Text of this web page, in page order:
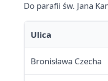
Do parafii św. Jana
Ulica
Bronisława Czecha